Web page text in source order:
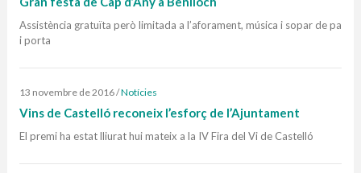
Assistència gratuïta però limitada a l’aforament, música i sopar de pa
i porta
13 novembre de 2016/Notícies
Vins de Castelló reconeix l’esforç de l’Ajuntament
El premi ha estat lliurat hui mateix a la IV Fira del Vi de Castelló